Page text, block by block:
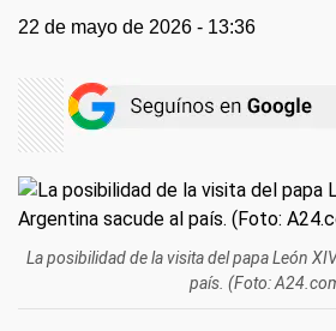
22 de mayo de 2026 - 13:36
La posibilidad de la visita del papa León
país. (Foto: